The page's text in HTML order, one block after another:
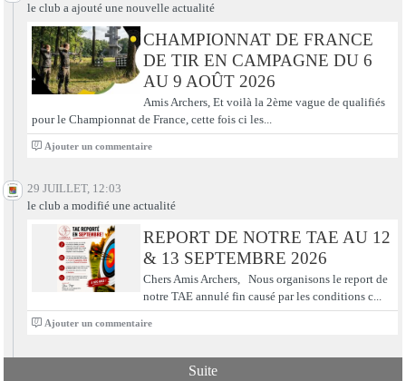
le club a ajouté une nouvelle actualité
CHAMPIONNAT DE FRANCE
DE TIR EN CAMPAGNE DU 6
AU 9 AOÛT 2026
Amis Archers, Et voilà la 2ème vague de qualifiés
pour le Championnat de France, cette fois ci les...
0 Ajouter un commentaire
29 JUILLET, 12:03
le club a modifié une actualité
REPORT DE NOTRE TAE AU 12
& 13 SEPTEMBRE 2026
Chers Amis Archers, Nous organisons le report de
notre TAE annulé fin causé par les conditions c...
0 Ajouter un commentaire
Suite